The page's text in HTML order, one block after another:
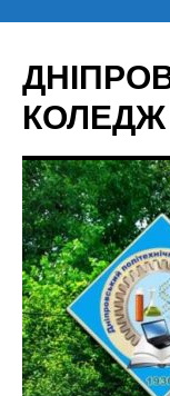
вмісту
КОЛЕДЖ